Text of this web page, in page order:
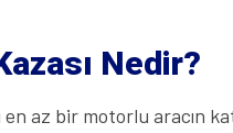
Nedir?
en az bir motorlu aracın